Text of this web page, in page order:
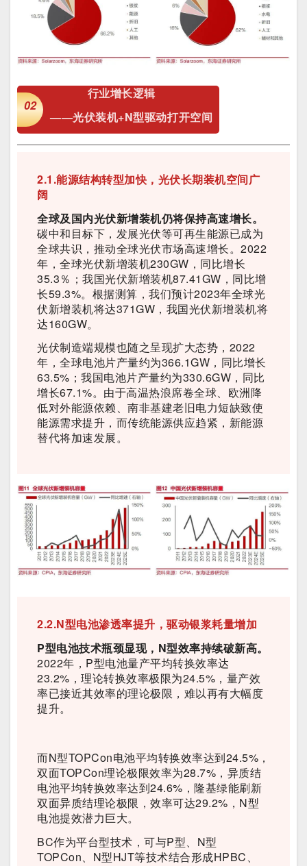
02
行业增长逻辑
——光伏装机+N型驱动打开空间
2.1.能源结构转型加快，光伏长期装机空间广
阔
全球及国内光伏新增装机仍将保持高速增长。
碳中和目标下，发展光伏等可再生能源已成为
全球共识，推动全球光伏市场高速增长。2022
年，全球光伏新增装机230GW，同比增长
35.3％；我国光伏新增装机87.41GW，同比增
长59.3%。根据测算，我们预计2023年全球光
伏新增装机将达371GW，我国光伏新增装机将
达160GW。
光伏制造端规模也随之呈现扩大态势，2022
年，全球电池片产量约为366.1GW，同比增长
63.5%；我国电池片产量约为330.6GW，同比
增长67.1%。由于高温热浪席卷全球、欧洲降
低对外能源依赖、南非基建老旧电力短缺致使
能源需求提升，而传统能源供应趋紧，新能源
替代将加速发展。
2.2.N型电池渗透率提升，驱动银浆耗量增加
P型电池技术瓶颈显现，N型效率持续破新高。
2022年，P型电池量产平均转换效率达
23.2%，理论转换效率极限为24.5%，量产效
率已接近其效率的理论极限，难以再有大幅度
提升。
而N型TOPCon电池平均转换效率达到24.5%，
双面TOPCon理论极限效率为28.7%，异质结
电池平均转换效率达到24.6%，隆基绿能刷新
双面异质结理论极限，效率可达29.2%，N型
电池提效潜力巨大。
BC作为平台型技术，可与P型、N型
TOPCon、N型HJT等技术结合形成HPBC、